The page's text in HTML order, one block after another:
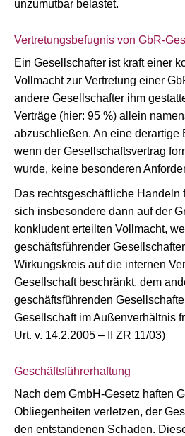
unzumutbar belastet.
Vertretungsbefugnis von GbR-
Ein Gesellschafter ist kraft einer
Vollmacht zur Vertretung einer
andere Gesellschafter ihm
Verträge (hier: 95 %) allein
abzuschließen. An eine derartige
wenn der Gesellschaftsvertrag
wurde, keine besonderen
Das rechtsgeschäftliche Handeln
sich insbesondere dann auf der
konkludent erteilten Vollmacht,
geschäftsführender
Wirkungskreis auf die internen
Gesellschaft beschränkt, dem
geschäftsführenden
Gesellschaft im Außenverhältnis
Urt. v. 14.2.2005 – II ZR 11/03)
Geschäftsführerhaftung
Nach dem GmbH-Gesetz haften
Obliegenheiten verletzen, der
den entstandenen Schaden.